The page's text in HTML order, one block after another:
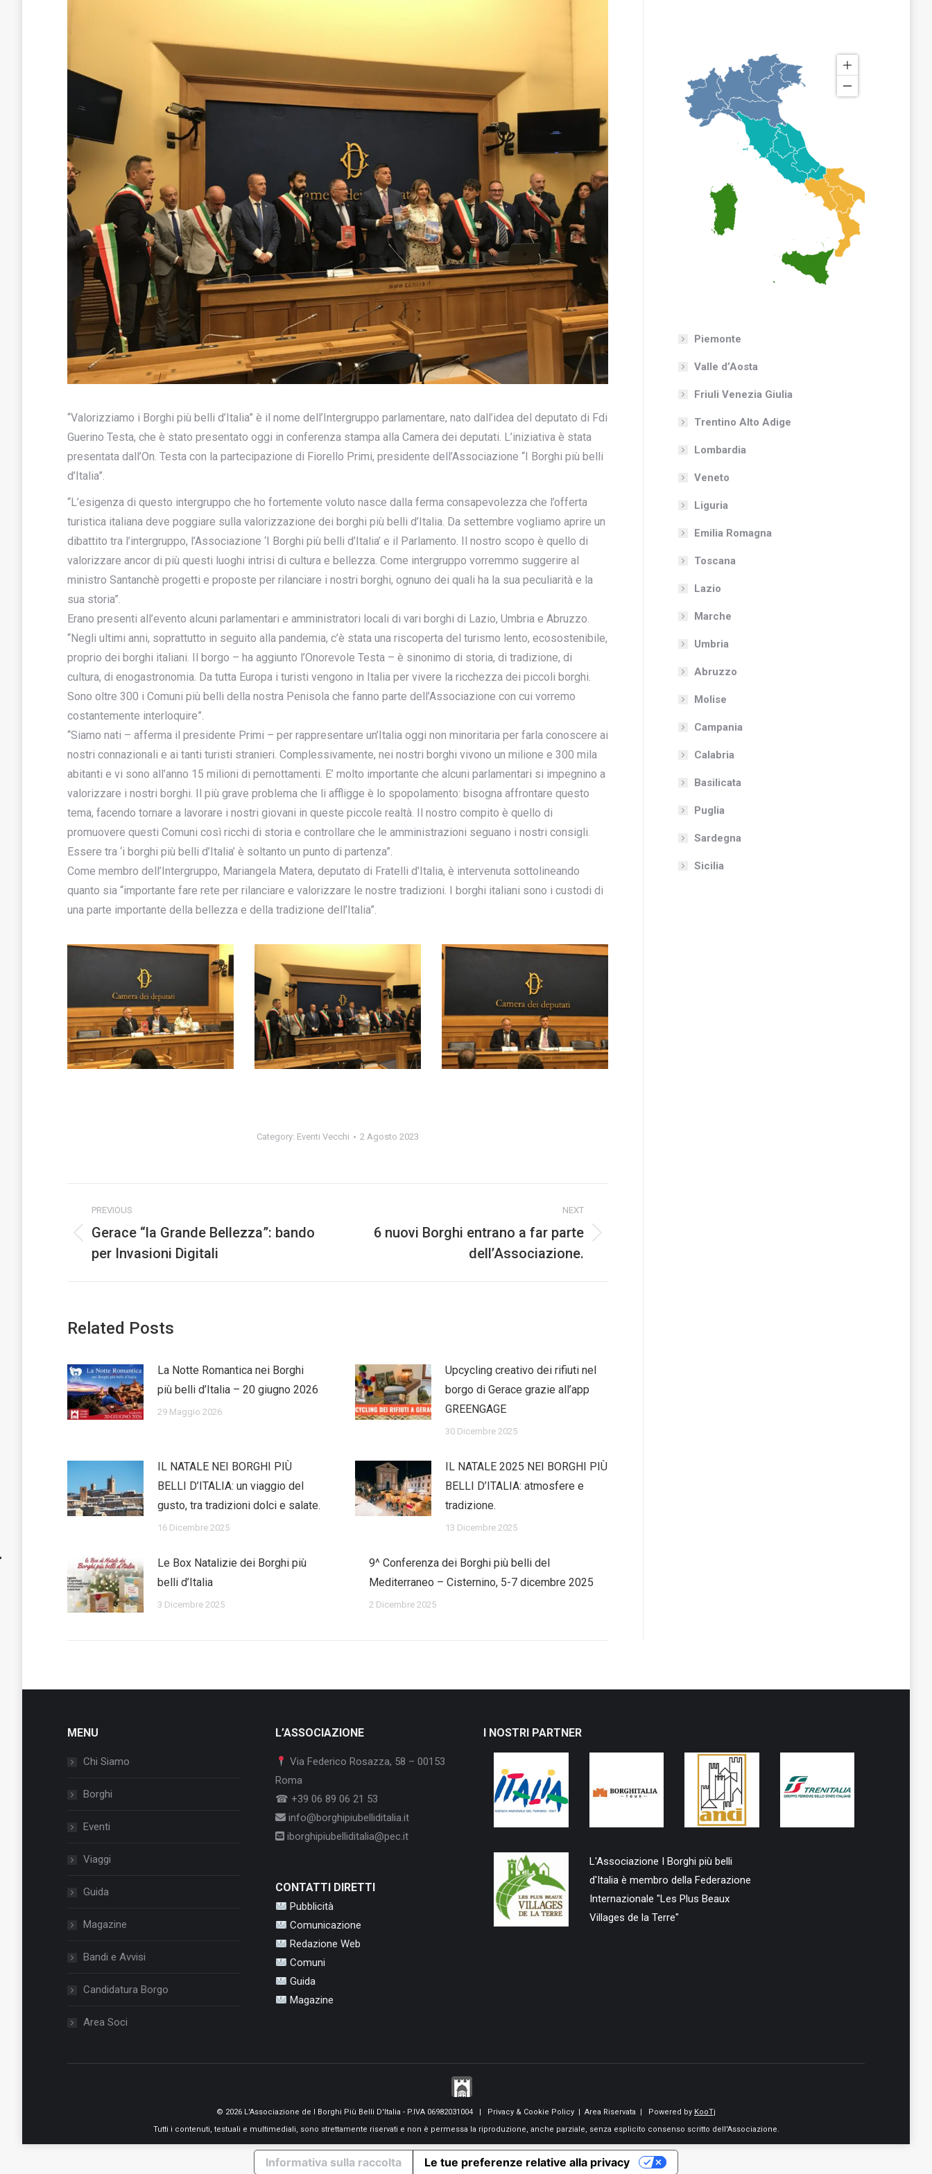
“Valorizziamo i Borghi più belli d’Italia” è il nome dell’Intergruppo parlamentare, nato dall’idea del deputato di Fdi
Guerino Testa, che è stato presentato oggi in conferenza stampa alla Camera dei deputati. L’iniziativa è stata
presentata dall’On. Testa con la partecipazione di Fiorello Primi, presidente dell’Associazione “I Borghi più belli
d’Italia”.
“L’esigenza di questo intergruppo che ho fortemente voluto nasce dalla ferma consapevolezza che l’offerta
turistica italiana deve poggiare sulla valorizzazione dei borghi più belli d’Italia. Da settembre vogliamo aprire un
dibattito tra l’intergruppo, l’Associazione ‘I Borghi più belli d’Italia’ e il Parlamento. Il nostro scopo è quello di
valorizzare ancor di più questi luoghi intrisi di cultura e bellezza. Come intergruppo vorremmo suggerire al
ministro Santanchè progetti e proposte per rilanciare i nostri borghi, ognuno dei quali ha la sua peculiarità e la
sua storia”.
Erano presenti all’evento alcuni parlamentari e amministratori locali di vari borghi di Lazio, Umbria e Abruzzo.
“Negli ultimi anni, soprattutto in seguito alla pandemia, c’è stata una riscoperta del turismo lento, ecosostenibile,
proprio dei borghi italiani. Il borgo – ha aggiunto l’Onorevole Testa – è sinonimo di storia, di tradizione, di
cultura, di enogastronomia. Da tutta Europa i turisti vengono in Italia per vivere la ricchezza dei piccoli borghi.
Sono oltre 300 i Comuni più belli della nostra Penisola che fanno parte dell’Associazione con cui vorremo
costantemente interloquire”.
“Siamo nati – afferma il presidente Primi – per rappresentare un’Italia oggi non minoritaria per farla conoscere ai
nostri connazionali e ai tanti turisti stranieri. Complessivamente, nei nostri borghi vivono un milione e 300 mila
abitanti e vi sono all’anno 15 milioni di pernottamenti. E’ molto importante che alcuni parlamentari si impegnino a
valorizzare i nostri borghi. Il più grave problema che li affligge è lo spopolamento: bisogna affrontare questo
tema, facendo tornare a lavorare i nostri giovani in queste piccole realtà. Il nostro compito è quello di
promuovere questi Comuni così ricchi di storia e controllare che le amministrazioni seguano i nostri consigli.
Essere tra ‘i borghi più belli d’Italia’ è soltanto un punto di partenza”.
Come membro dell’Intergruppo, Mariangela Matera, deputato di Fratelli d’Italia, è intervenuta sottolineando
quanto sia “importante fare rete per rilanciare e valorizzare le nostre tradizioni. I borghi italiani sono i custodi di
una parte importante della bellezza e della tradizione dell’Italia”.
Category: Eventi Vecchi 2 Agosto 2023
navigation
PREVIOUS
Previous
post:
Gerace “la Grande Bellezza”: bando
per Invasioni Digitali
NEXT
Next
6 nuovi Borghi entrano a far parte
dell’Associazione.
Related Posts
La Notte Romantica nei Borghi
più belli d’Italia – 20 giugno 2026
29 Maggio 2026
Upcycling creativo dei rifiuti nel
borgo di Gerace grazie all’app
GREENGAGE
30 Dicembre 2025
IL NATALE NEI BORGHI PIÙ
BELLI D’ITALIA: un viaggio del
gusto, tra tradizioni dolci e salate.
16 Dicembre 2025
IL NATALE 2025 NEI BORGHI PIÙ
BELLI D’ITALIA: atmosfere e
tradizione.
13 Dicembre 2025
Le Box Natalizie dei Borghi più
belli d’Italia
3 Dicembre 2025
9^ Conferenza dei Borghi più belli del
Mediterraneo – Cisternino, 5-7 dicembre 2025
2 Dicembre 2025
Piemonte
Valle d’Aosta
Friuli Venezia Giulia
Trentino Alto Adige
Lombardia
Veneto
Liguria
Emilia Romagna
Toscana
Lazio
Marche
Umbria
Abruzzo
Molise
Campania
Calabria
Basilicata
Puglia
Sardegna
Sicilia
MENU
Chi Siamo
Borghi
Eventi
Viaggi
Guida
Magazine
Bandi e Avvisi
Candidatura Borgo
Area Soci
L’ASSOCIAZIONE
Via Federico Rosazza, 58 – 00153
Roma
☎ +39 06 89 06 21 53
info@borghipiubelliditalia.it
iborghipiubelliditalia@pec.it
CONTATTI DIRETTI
Pubblicità
Comunicazione
Redazione Web
Comuni
Guida
Magazine
I NOSTRI PARTNER
L'Associazione I Borghi più belli
d'Italia è membro della Federazione
Internazionale "Les Plus Beaux
Villages de la Terre"
© 2026 L'Associazione de I Borghi Più Belli D'Italia - P.IVA 06982031004 | Privacy & Cookie Policy Area Riservata | Powered by KooTj
Tutti i contenuti, testuali e multimediali, sono strettamente riservati e non è permessa la riproduzione, anche parziale, senza esplicito consenso scritto dell'Associazione.
Informativa sulla raccolta Le tue preferenze relative alla privacy